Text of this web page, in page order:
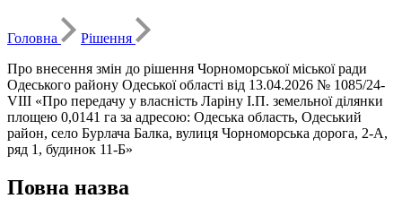
Головна
Рішення
Про внесення змін до рішення Чорноморської міської ради
Одеського району Одеської області від 13.04.2026 № 1085/24-
VIII «Про передачу у власність Ларіну І.П. земельної ділянки
площею 0,0141 га за адресою: Одеська область, Одеський
район, село Бурлача Балка, вулиця Чорноморська дорога, 2-А,
ряд 1, будинок 11-Б»
Повна назва